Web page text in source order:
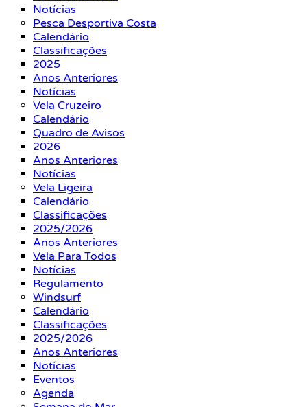
Notícias
Pesca Desportiva Costa
Calendário
Classificações
2025
Anos Anteriores
Notícias
Vela Cruzeiro
Calendário
Quadro de Avisos
2026
Anos Anteriores
Notícias
Vela Ligeira
Calendário
Classificações
2025/2026
Anos Anteriores
Vela Para Todos
Notícias
Regulamento
Windsurf
Calendário
Classificações
2025/2026
Anos Anteriores
Notícias
Eventos
Agenda